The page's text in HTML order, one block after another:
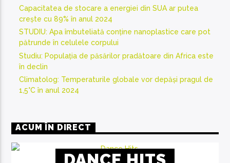
Capacitatea de stocare a energiei din SUA ar putea
crește cu 89% în anul 2024
STUDIU: Apa îmbuteliată conține nanoplastice care pot
pătrunde în celulele corpului
Studiu: Populația de păsărilor pradătoare din Africa este
în declin
Climatolog: Temperaturile globale vor depăși pragul de
1,5°C în anul 2024
ACUM ÎN DIRECT